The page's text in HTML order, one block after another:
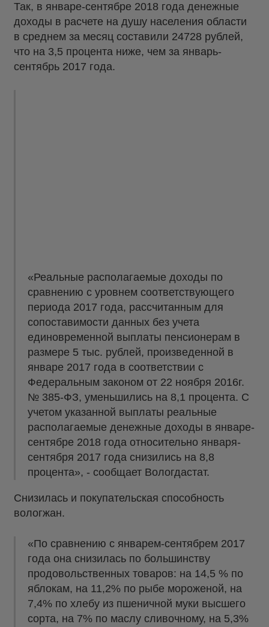
Так, в январе-сентябре 2018 года денежные
доходы в расчете на душу населения области
в среднем за месяц составили 24728 рублей,
что на 3,5 процента ниже, чем за январь-
сентябрь 2017 года.
«Реальные располагаемые доходы по
сравнению с уровнем соответствующего
периода 2017 года, рассчитанным для
сопоставимости данных без учета
единовременной выплаты пенсионерам в
размере 5 тыс. рублей, произведенной в
январе 2017 года в соответствии с
Федеральным законом от 22 ноября 2016г.
№ 385-ФЗ, уменьшились на 8,1 процента. С
учетом указанной выплаты реальные
располагаемые денежные доходы в январе-
сентябре 2018 года относительно января-
сентября 2017 года снизились на 8,8
процента», - сообщает Вологдастат.
Снизилась и покупательская способность
вологжан.
«По сравнению с январем-сентябрем 2017
года она снизилась по большинству
продовольственных товаров: на 14,5 % по
яблокам, на 11,2% по рыбе мороженой, на
7,4% по хлебу из пшеничной муки высшего
сорта, на 7% по маслу сливочному, на 5,3%